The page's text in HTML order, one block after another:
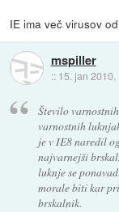
IE ima več virusov
mspiller
:: 15. jan 2010,
Število
varnostnih
je v IE8 naredil
najvarnejši
luknje se
morale biti kar
brskalnik.